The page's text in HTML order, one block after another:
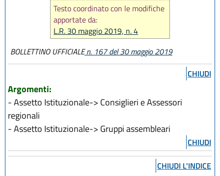
Testo coordinato con le modifiche
apportate da:
L.R. 30 maggio 2019, n. 4
BOLLETTINO UFFICIALEn. 167 del 30 maggio 2019
CHIUDI
Argomenti:
- Assetto Istituzionale-> Consiglieri e Assessori
regionali
- Assetto Istituzionale-> Gruppi assembleari
CHIUDI
CHIUDI L'INDICE